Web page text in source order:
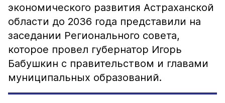
экономического развития Астраханской
области до 2036 года представили на
заседании Регионального совета,
которое провел губернатор Игорь
Бабушкин с правительством и главами
муниципальных образований.